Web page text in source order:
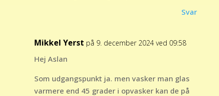
Svar
Mikkel Yerst på 9. december 2024 ved 09:58
Hej Aslan
Som udgangspunkt ja. men vasker man glas
varmere end 45 grader i opvasker kan de på